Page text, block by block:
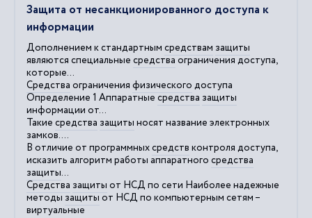
Защита от несанкционированного доступа к
информации
Дополнением к стандартным средствам защиты
являются специальные средстваограничения доступа,
которые...
Средства ограничения физического доступа
Определение 1 Аппаратныесредства защиты
информации от...
Такие средства защиты носят название электронных
замков....
В отличие от программныхсредств контроля доступа,
исказить алгоритм работы аппаратного средства
защиты...
Средства защиты от НСД по сети Наиболее надежные
методызащитыот НСД по компьютерным сетям –
виртуальные